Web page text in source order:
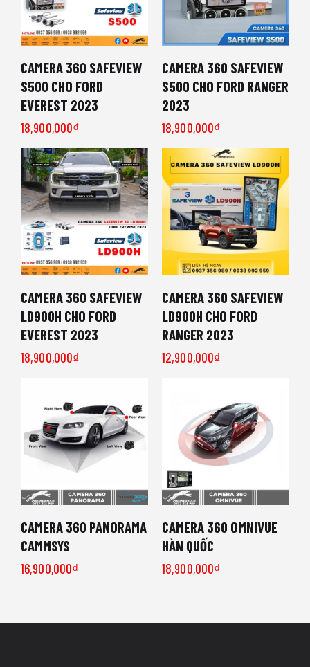
CAMERA 360 SAFEVIEW
S500 CHO FORD
EVEREST 2023
18,900,000₫
CAMERA 360 SAFEVIEW
S500 CHO FORD RANGER
2023
18,900,000₫
CAMERA 360 SAFEVIEW
LD900H CHO FORD
EVEREST 2023
18,900,000₫
CAMERA 360 SAFEVIEW
LD900H CHO FORD
RANGER 2023
12,900,000₫
CAMERA 360 PANORAMA
CAMMSYS
16,900,000₫
CAMERA 360 OMNIVUE
HÀN QUỐC
18,900,000₫